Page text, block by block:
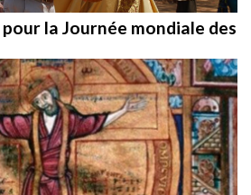
la Journée mondiale des